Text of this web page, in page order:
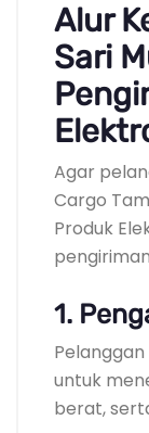
Alur
Sari
Agar
Cargo
Produk
1.
untuk
berat,